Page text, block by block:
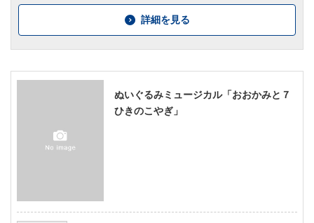
詳細を見る
ぬいぐるみミュージカル「おおかみと７
ひきのこやぎ」